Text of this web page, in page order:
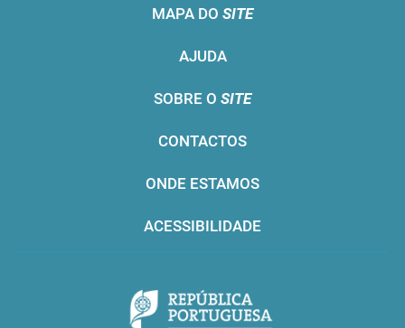
MAPA DO SITE
AJUDA
SOBRE O SITE
CONTACTOS
ONDE ESTAMOS
ACESSIBILIDADE